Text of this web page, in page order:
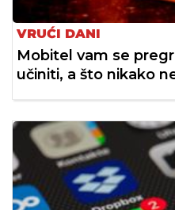
VRUĆI DANI
Mobitel vam se
učiniti, a što nikako